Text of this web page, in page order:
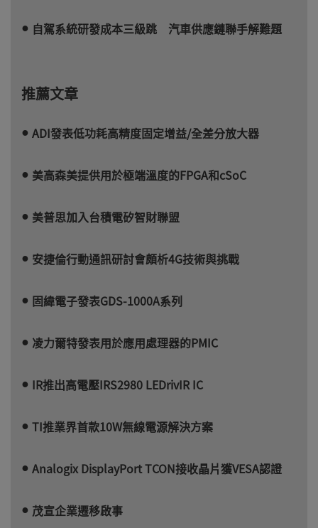
自駕系統研發成本三級跳 汽車供應鏈聯手解難題
推薦文章
ADI發表低功耗高精度固定增益/全差分放大器
美高森美提供用於極端溫度的FPGA和cSoC
美普思加入台積電矽智財聯盟
安捷倫行動通訊研討會頗析4G技術與挑戰
固緯電子發表GDS-1000A系列
凌力爾特發表用於應用處理器的PMIC
IR推出高電壓IRS2980 LEDrivIR IC
TI推業界首款10W無線電源解決方案
Analogix DisplayPort TCON接收晶片獲VESA認證
茂宣企業遷移啟事